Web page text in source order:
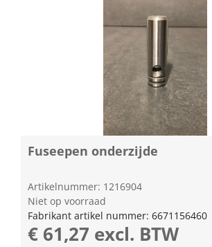
Fuseepen onderzijde
Artikelnummer: 1216904
Niet op voorraad
Fabrikant artikel nummer: 6671156460
€ 61,27 excl. BTW